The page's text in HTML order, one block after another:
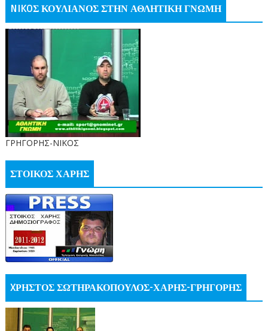
NIKOΣ ΚΟΥΛΙΑΝΟΣ ΣΤΗΝ ΑΘΛΗΤΙΚΗ ΓΝΩΜΗ
ΓΡΗΓΟΡΗΣ-ΝΙΚΟΣ
ΣΤΟΙΚΟΣ ΧΑΡΗΣ
XΡΗΣΤΟΣ ΣΩΤΗΡΑΚΟΠΟΥΛΟΣ-ΧΑΡΗΣ-ΓΡΗΓΟΡΗΣ